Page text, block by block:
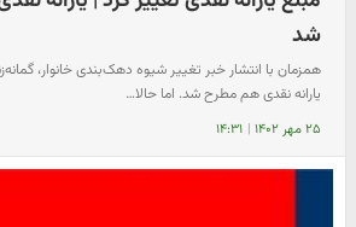
شد
همزمان با انتشار خبر تغییر شیوه دهک‌بندی خانوار،
یارانه نقدی هم مطرح شد. اما حالا…
۲۵ مهر ۱۴۰۲ | ۱۴:۳۱